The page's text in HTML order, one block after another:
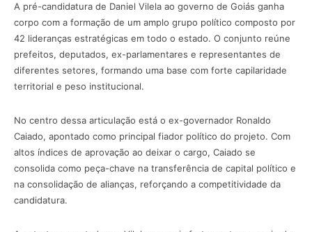
A pré-candidatura de Daniel Vilela ao governo de Goiás ganha
corpo com a formação de um amplo grupo político composto por
42 lideranças estratégicas em todo o estado. O conjunto reúne
prefeitos, deputados, ex-parlamentares e representantes de
diferentes setores, formando uma base com forte capilaridade
territorial e peso institucional.
No centro dessa articulação está o ex-governador Ronaldo
Caiado, apontado como principal fiador político do projeto. Com
altos índices de aprovação ao deixar o cargo, Caiado se
consolida como peça-chave na transferência de capital político e
na consolidação de alianças, reforçando a competitividade da
candidatura.